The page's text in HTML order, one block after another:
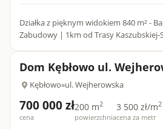
Działka z pięknym widokiem 840 m² -
Zabudowy | 1km od Trasy Kaszubskiej-
Dom Kębłowo ul.
Kębłowo»ul. Wejherowska
700 000 zł
cena
200 m2
powierzchnia
3 500 zł/m2
cena za metr